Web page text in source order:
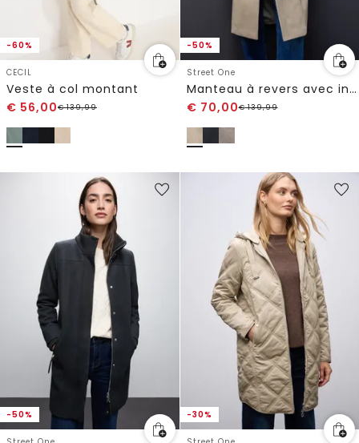
-60%
CECIL
Veste à col montant
€ 56,00€139,99
-50%
Street One
Manteau à revers avec incrustation
€ 70,00€139,99
-50% -30%